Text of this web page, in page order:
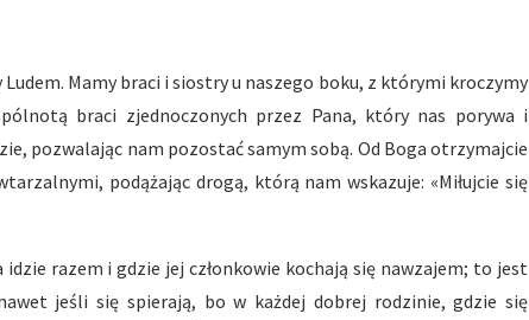
Mamy braci i siostry u naszego boku, z którymi kroczymy
braci zjednoczonych przez Pana, który nas porywa i
pozwalając nam pozostać samym sobą. Od Boga otrzymajcie
podążając drogą, którą nam wskazuje: «Miłujcie się
razem i gdzie jej członkowie kochają się nawzajem; to jest
jeśli się spierają, bo w każdej dobrej rodzinie, gdzie się